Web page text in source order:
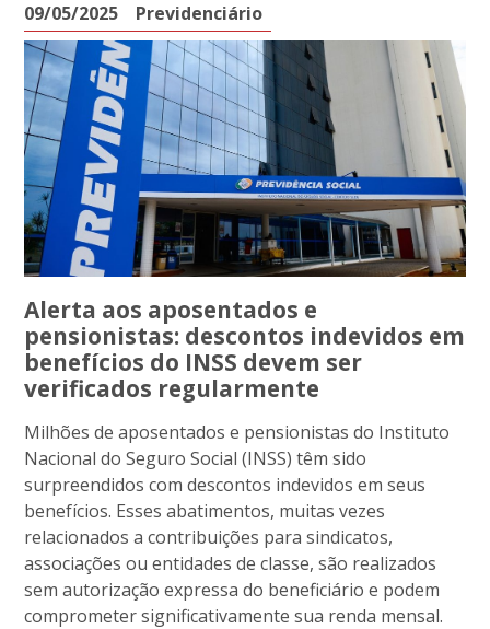
09/05/2025 Previdenciário
Alerta aos aposentados e
pensionistas: descontos indevidos em
benefícios do INSS devem ser
verificados regularmente
Milhões de aposentados e pensionistas do Instituto
Nacional do Seguro Social (INSS) têm sido
surpreendidos com descontos indevidos em seus
benefícios. Esses abatimentos, muitas vezes
relacionados a contribuições para sindicatos,
associações ou entidades de classe, são realizados
sem autorização expressa do beneficiário e podem
comprometer significativamente sua renda mensal.